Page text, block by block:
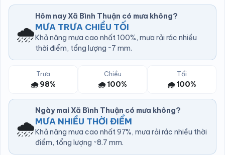
🌧️
Hôm nay Xã Bình Thuận có mưa không?
MƯA TRƯA CHIỀU TỐI
Khả năng mưa cao nhất 100%, mưa rải rác nhiều
thời điểm, tổng lượng ~7 mm.
Trưa
🌧️ 98%
Chiều
🌧️ 100%
Tối
🌧️ 100%
🌧️
Ngày mai Xã Bình Thuận có mưa không?
MƯA NHIỀU THỜI ĐIỂM
Khả năng mưa cao nhất 97%, mưa rải rác nhiều thời
điểm, tổng lượng ~8.7 mm.